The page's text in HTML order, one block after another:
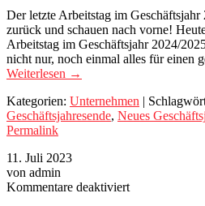
Der letzte Arbeitstag im
zurück und schauen nach vorne!
Arbeitstag im Geschäftsjahr 2024/
nicht nur, noch einmal alles für einen
Weiterlesen →
Kategorien: Unternehmen |
Geschäftsjahresende, Neues
Permalink
11. Juli 2023
von admin
Kommentare deaktiviertfür